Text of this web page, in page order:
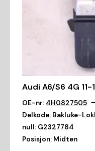
Audi A6/S6 4G
OE-nr: 4H0827505
Delkode: Bakluke-
null: G2327784
Posisjon: Midten